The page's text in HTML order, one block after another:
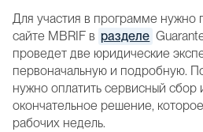
Для участия в программе нужно
сайте MBRIF в разделе
проведет две юридические
первоначальную и подробную.
нужно оплатить сервисный сбор
окончательное решение,
рабочих недель.